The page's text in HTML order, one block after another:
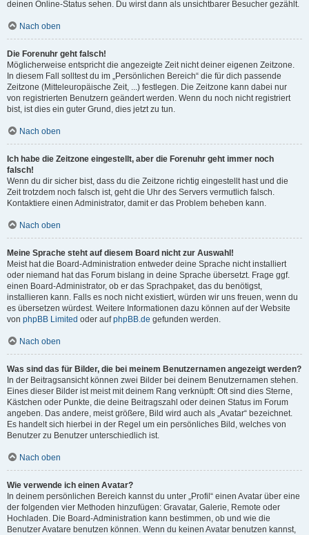
deinen Online-Status sehen. Du wirst dann als unsichtbarer Besucher gezählt.
Nach oben
Die Forenuhr geht falsch!
Möglicherweise entspricht die angezeigte Zeit nicht deiner eigenen Zeitzone.
In diesem Fall solltest du im „Persönlichen Bereich“ die für dich passende
Zeitzone (Mitteleuropäische Zeit, ...) festlegen. Die Zeitzone kann dabei nur
von registrierten Benutzern geändert werden. Wenn du noch nicht registriert
bist, ist dies ein guter Grund, dies jetzt zu tun.
Nach oben
Ich habe die Zeitzone eingestellt, aber die Forenuhr geht immer noch
falsch!
Wenn du dir sicher bist, dass du die Zeitzone richtig eingestellt hast und die
Zeit trotzdem noch falsch ist, geht die Uhr des Servers vermutlich falsch.
Kontaktiere einen Administrator, damit er das Problem beheben kann.
Nach oben
Meine Sprache steht auf diesem Board nicht zur Auswahl!
Meist hat die Board-Administration entweder deine Sprache nicht installiert
oder niemand hat das Forum bislang in deine Sprache übersetzt. Frage ggf.
einen Board-Administrator, ob er das Sprachpaket, das du benötigst,
installieren kann. Falls es noch nicht existiert, würden wir uns freuen, wenn du
es übersetzen würdest. Weitere Informationen dazu können auf der Website
von phpBB Limited oder aufphpBB.de gefunden werden.
Nach oben
Was sind das für Bilder, die bei meinem Benutzernamen angezeigt werden?
In der Beitragsansicht können zwei Bilder bei deinem Benutzernamen stehen.
Eines dieser Bilder ist meist mit deinem Rang verknüpft: Oft sind dies Sterne,
Kästchen oder Punkte, die deine Beitragszahl oder deinen Status im Forum
angeben. Das andere, meist größere, Bild wird auch als „Avatar“ bezeichnet.
Es handelt sich hierbei in der Regel um ein persönliches Bild, welches von
Benutzer zu Benutzer unterschiedlich ist.
Nach oben
Wie verwende ich einen Avatar?
In deinem persönlichen Bereich kannst du unter „Profil“ einen Avatar über eine
der folgenden vier Methoden hinzufügen: Gravatar, Galerie, Remote oder
Hochladen. Die Board-Administration kann bestimmen, ob und wie die
Benutzer Avatare benutzen können. Wenn du keinen Avatar benutzen kannst,